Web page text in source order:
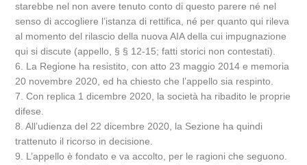
starebbe nel non avere tenuto conto di questo parere né nel
senso di accogliere l’istanza di rettifica, né per quanto qui rileva
al momento del rilascio della nuova AIA della cui impugnazione
qui si discute (appello, § § 12-15; fatti storici non contestati).
6. La Regione ha resistito, con atto 23 maggio 2014 e memoria
20 novembre 2020, ed ha chiesto che l’appello sia respinto.
7. Con replica 1 dicembre 2020, la società ha ribadito le proprie
difese.
8. All’udienza del 22 dicembre 2020, la Sezione ha quindi
trattenuto il ricorso in decisione.
9. L’appello è fondato e va accolto, per le ragioni che seguono.